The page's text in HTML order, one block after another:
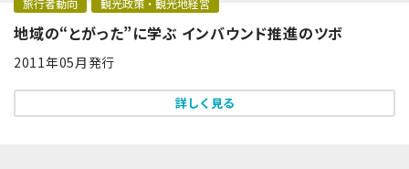
地域の“とがった”に学ぶ インバウンド推進のツボ
2011年05月発行
詳しく見る